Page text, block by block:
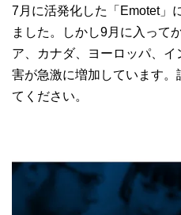
7月に活発化した「Emotet」
ました。しかし9月に入って
ア、カナダ、ヨーロッパ、
害が急激に増加しています
てください。